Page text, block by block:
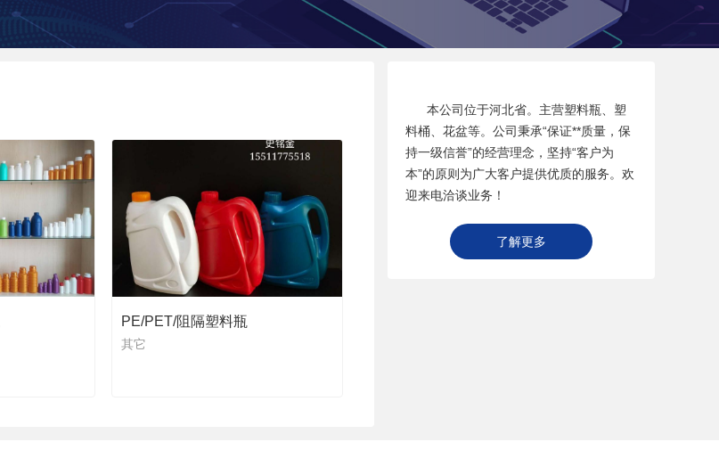
PE/PET/阻隔塑料瓶
其它
本公司位于河北省。主营塑料瓶、塑
料桶、花盆等。公司秉承“保证**质量，保
持一级信誉”的经营理念，坚持“客户为
本”的原则为广大客户提供优质的服务。欢
迎来电洽谈业务！
了解更多